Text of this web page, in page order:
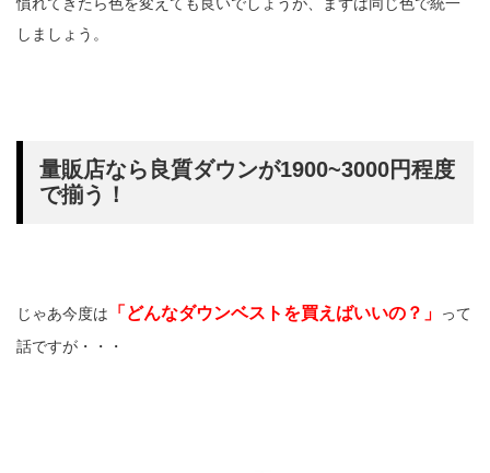
しましょう。
量販店なら良質ダウンが1900~3000円程度
で揃う！
じゃあ今度は 「どんなダウンベストを買えばいいの？」
って
話ですが・・・